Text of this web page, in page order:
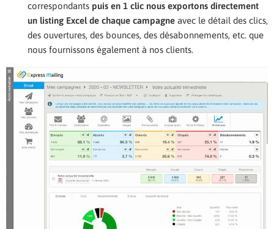
correspondants puis en 1 clic nous exportons directement
un listing Excel de chaque campagne avec le détail des clics,
des ouvertures, des bounces, des désabonnements, etc. que
nous fournissons également à nos clients.